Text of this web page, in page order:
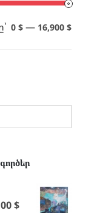
0 $ — 16,900 $
$